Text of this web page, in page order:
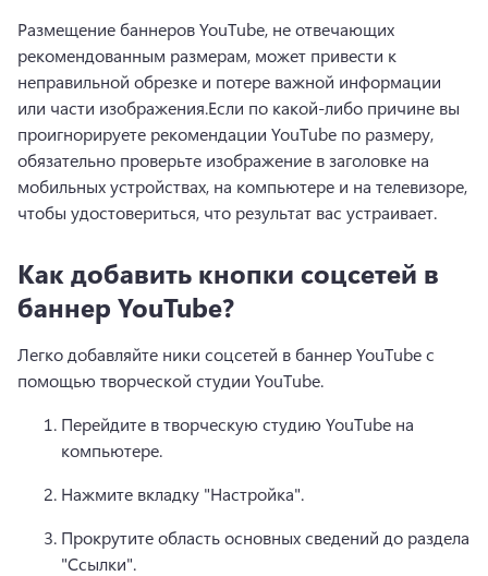
Размещение баннеров YouTube, не отвечающих
рекомендованным размерам, может привести к
неправильной обрезке и потере важной информации
или части изображения.Если по какой-либо причине вы
проигнорируете рекомендации YouTube по размеру,
обязательно проверьте изображение в заголовке на
мобильных устройствах, на компьютере и на телевизоре,
чтобы удостовериться, что результат вас устраивает.
Как добавить кнопки соцсетей в
баннер YouTube?
Легко добавляйте ники соцсетей в баннер YouTube с
помощью творческой студии YouTube.
Перейдите в творческую студию YouTube на
компьютере.
Нажмите вкладку "Настройка".
Прокрутите область основных сведений до раздела
"Ссылки".